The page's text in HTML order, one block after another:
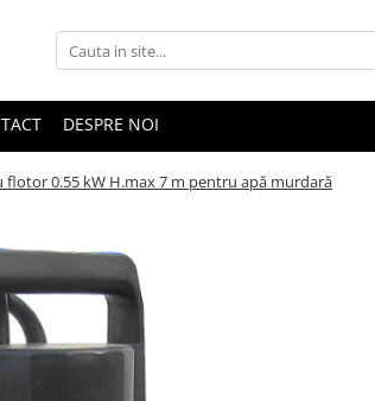
DESPRE NOI
flotor 0.55 kW H.max 7 m pentru apă murdară